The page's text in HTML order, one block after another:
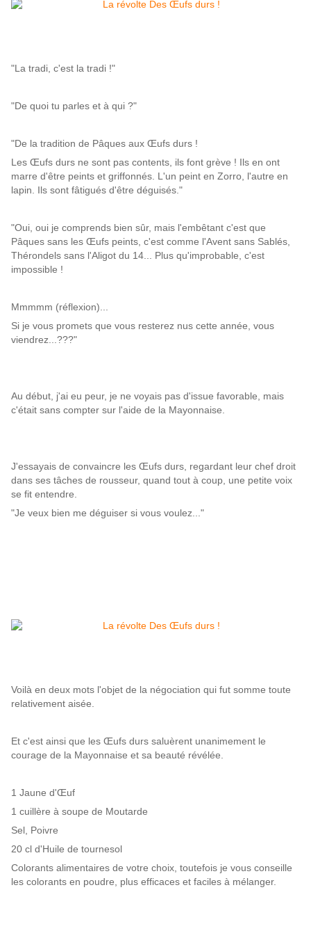
"La tradi, c'est la tradi !"
"De quoi tu parles et à qui ?"
"De la tradition de Pâques aux Œufs durs !
Les Œufs durs ne sont pas contents, ils font grève ! Ils en ont
marre d'être peints et griffonnés. L'un peint en Zorro, l'autre en
lapin. Ils sont fâtigués d'être déguisés."
"Oui, oui je comprends bien sûr, mais l'embêtant c'est que
Pâques sans les Œufs peints, c'est comme l'Avent sans Sablés,
Thérondels sans l'Aligot du 14... Plus qu'improbable, c'est
impossible !
Mmmmm (réflexion)...
Si je vous promets que vous resterez nus cette année, vous
viendrez...???"
Au début, j'ai eu peur, je ne voyais pas d'issue favorable, mais
c'était sans compter sur l'aide de la Mayonnaise.
J'essayais de convaincre les Œufs durs, regardant leur chef droit
dans ses tâches de rousseur, quand tout à coup, une petite voix
se fit entendre.
"Je veux bien me déguiser si vous voulez..."
Voilà en deux mots l'objet de la négociation qui fut somme toute
relativement aisée.
Et c'est ainsi que les Œufs durs saluèrent unanimement le
courage de la Mayonnaise et sa beauté révélée.
1 Jaune d'Œuf
1 cuillère à soupe de Moutarde
Sel, Poivre
20 cl d'Huile de tournesol
Colorants alimentaires de votre choix, toutefois je vous conseille
les colorants en poudre, plus efficaces et faciles à mélanger.